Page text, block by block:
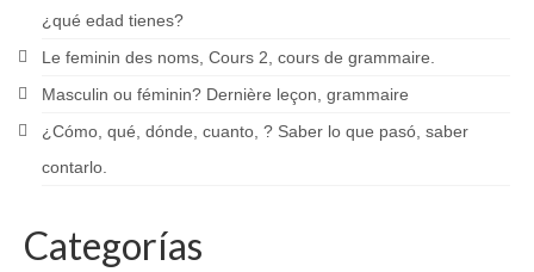
¿qué edad tienes?
Le feminin des noms, Cours 2, cours de grammaire.
Masculin ou féminin? Dernière leçon, grammaire
¿Cómo, qué, dónde, cuanto, ? Saber lo que pasó, saber
contarlo.
Categorías